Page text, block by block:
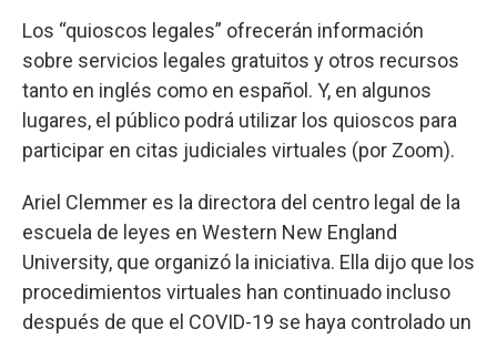
Los “quioscos legales” ofrecerán información
sobre servicios legales gratuitos y otros recursos
tanto en inglés como en español. Y, en algunos
lugares, el público podrá utilizar los quioscos para
participar en citas judiciales virtuales (por Zoom).
Ariel Clemmer es la directora del centro legal de la
escuela de leyes en Western New England
University, que organizó la iniciativa. Ella dijo que los
procedimientos virtuales han continuado incluso
después de que el COVID-19 se haya controlado un